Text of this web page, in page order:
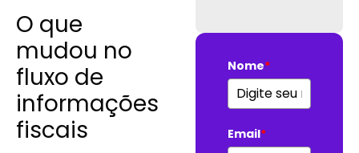
O que
mudou no
fluxo de
informações
fiscais
Nome*
Email*